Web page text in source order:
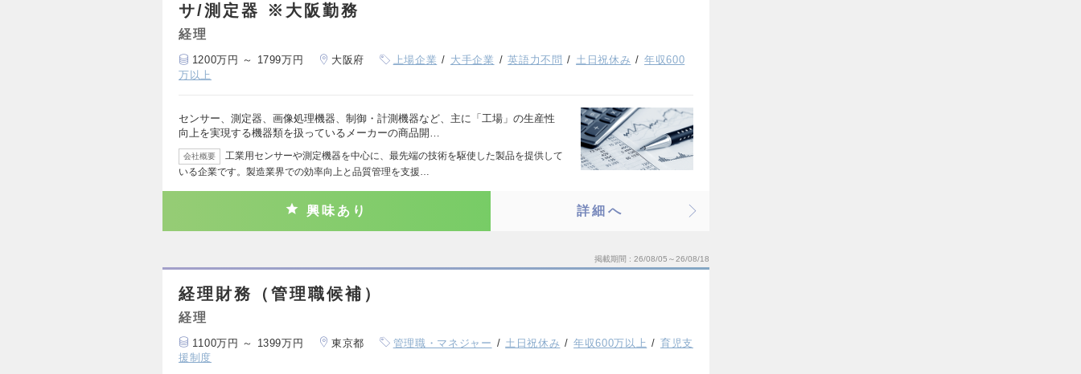
サ/測定器 ※大阪勤務
経理
1200万円 ～ 1799万円 大阪府 上場企業 大手企業 英語力不問 土日祝休み
年収600
万以上
センサー、測定器、画像処理機器、制御・計測機器など、主に「工場」の生産性
向上を実現する機器類を扱っているメーカーの商品開…
会社概要
工業用センサーや測定機器を中心に、最先端の技術を駆使した製品を提供して
いる企業です。製造業界での効率向上と品質管理を支援…
興味あり 詳細へ
掲載期間 26/08/05～26/08/18
経理財務（管理職候補）
経理
1100万円 ～ 1399万円 東京都 管理職・マネジャー 土日祝休み 年収600万以上
育児支
援制度